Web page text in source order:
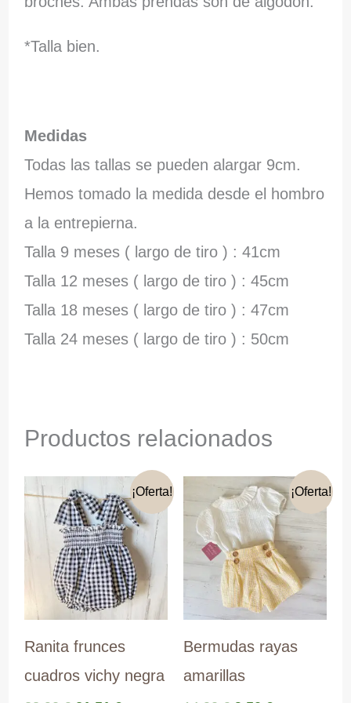
*Talla bien.
Medidas
Todas las tallas se pueden alargar 9cm.
Hemos tomado la medida desde el hombro
a la entrepierna.
Talla 9 meses ( largo de tiro ) : 41cm
Talla 12 meses ( largo de tiro ) : 45cm
Talla 18 meses ( largo de tiro ) : 47cm
Talla 24 meses ( largo de tiro ) : 50cm
Productos relacionados
¡Oferta!
Ranita frunces
cuadros vichy negra
¡Oferta!
Bermudas rayas
amarillas